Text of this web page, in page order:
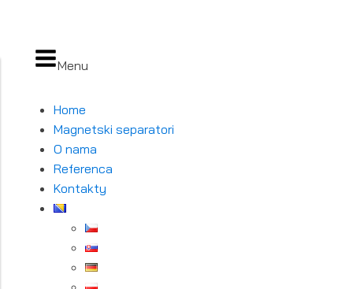
Menu
Home
Magnetski separatori
O nama
Referenca
Kontakty